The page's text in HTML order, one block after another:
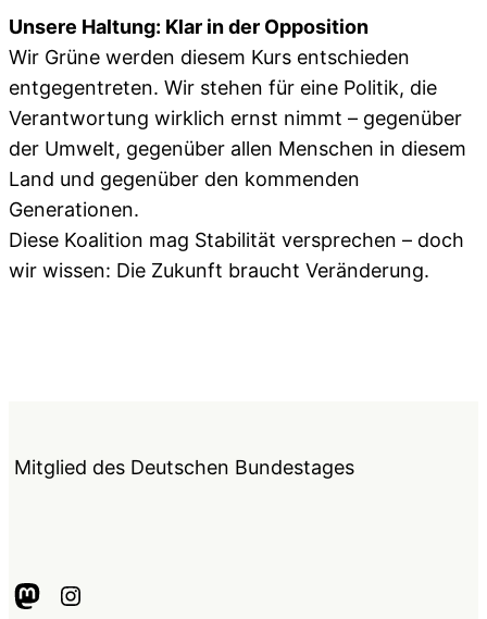
Unsere Haltung: Klar in der Opposition
Wir Grüne werden diesem Kurs entschieden
entgegentreten. Wir stehen für eine Politik, die
Verantwortung wirklich ernst nimmt – gegenüber
der Umwelt, gegenüber allen Menschen in diesem
Land und gegenüber den kommenden
Generationen.
Diese Koalition mag Stabilität versprechen – doch
wir wissen: Die Zukunft braucht Veränderung.
Mitglied des Deutschen Bundestages
Mastodon Instagram